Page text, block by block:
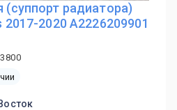
(суппорт радиатора)
2020 A2226209901